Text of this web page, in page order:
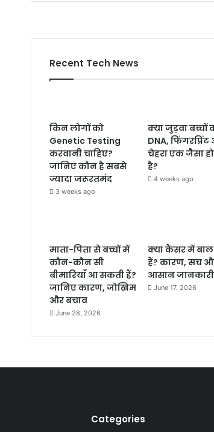
Recent Tech News
किन लोगों को
Genetic Testing
करवानी चाहिए?
जानिए कौन है सबसे
ज्यादा जरूरतमंद
3 weeks ago
क्या जुड़वा बच्चों
DNA,
चेहरा एक जैसा
है?
4 weeks ago
माता-पिता से बच्चों में
कौन-कौन सी
बीमारियाँ आ सकती हैं?
जानिए कारण, जोखिम
और बचाव
June 28, 2026
क्या कैंसर में
हैं? कारण, सच
आसान
June 17, 2026
Categories